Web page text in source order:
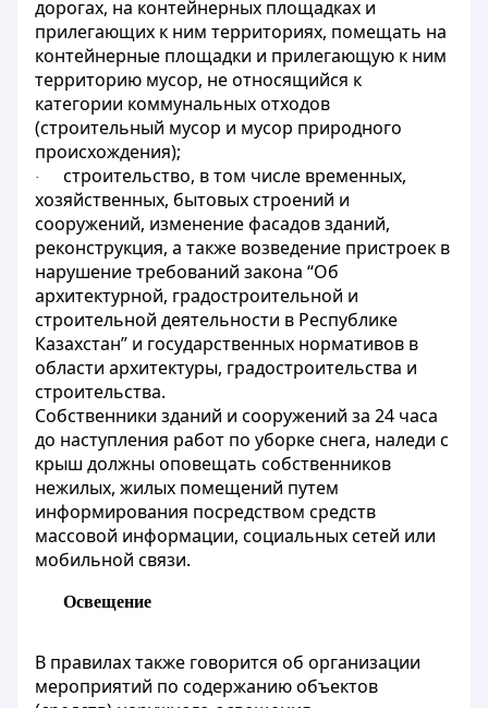
дорогах, на контейнерных площадках и
прилегающих к ним территориях, помещать на
контейнерные площадки и прилегающую к ним
территорию мусор, не относящийся к
категории коммунальных отходов
(строительный мусор и мусор природного
происхождения);
·
строительство, в том числе временных,
хозяйственных, бытовых строений и
сооружений, изменение фасадов зданий,
реконструкция, а также возведение пристроек в
нарушение требований закона “Об
архитектурной, градостроительной и
строительной деятельности в Республике
Казахстан” и государственных нормативов в
области архитектуры, градостроительства и
строительства.
Собственники зданий и сооружений за 24 часа
до наступления работ по уборке снега, наледи с
крыш должны оповещать собственников
нежилых, жилых помещений путем
информирования посредством средств
массовой информации, социальных сетей или
мобильной связи.
Освещение
В правилах также говорится об организации
мероприятий по содержанию объектов